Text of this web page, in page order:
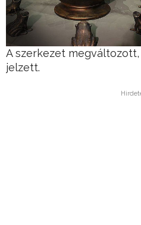
A szerkezet
jelzett.